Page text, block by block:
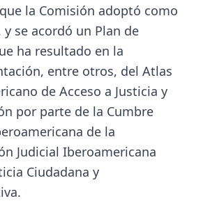
la Comisión adoptó como
y se acordó un Plan de
ha resultado en la
entre otros, del Atlas
de Acceso a Justicia y
por parte de la Cumbre
de la
Judicial Iberoamericana
Ciudadana y
.